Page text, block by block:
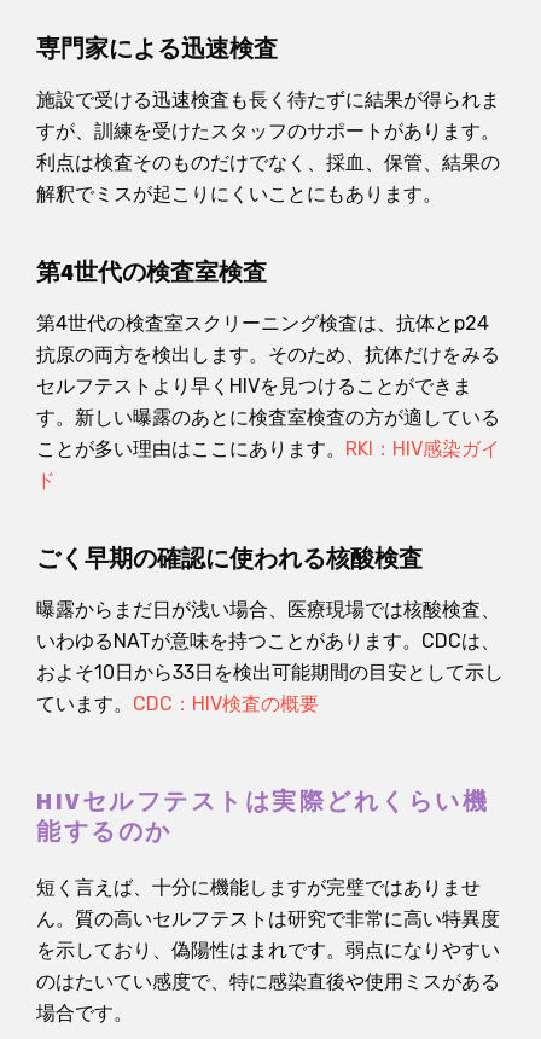
専門家による迅速検査
施設で受ける迅速検査も長く待たずに結果が得られま
すが、訓練を受けたスタッフのサポートがあります。
利点は検査そのものだけでなく、採血、保管、結果の
解釈でミスが起こりにくいことにもあります。
第4世代の検査室検査
第4世代の検査室スクリーニング検査は、抗体とp24
抗原の両方を検出します。そのため、抗体だけをみる
セルフテストより早くHIVを見つけることができま
す。新しい曝露のあとに検査室検査の方が適している
ことが多い理由はここにあります。 RKI：HIV感染ガイ
ド
ごく早期の確認に使われる核酸検査
曝露からまだ日が浅い場合、医療現場では核酸検査、
いわゆるNATが意味を持つことがあります。CDCは、
およそ10日から33日を検出可能期間の目安として示し
ています。 CDC：HIV検査の概要
HIVセルフテストは実際どれくらい機
能するのか
短く言えば、十分に機能しますが完璧ではありませ
ん。質の高いセルフテストは研究で非常に高い特異度
を示しており、偽陽性はまれです。弱点になりやすい
のはたいてい感度で、特に感染直後や使用ミスがある
場合です。